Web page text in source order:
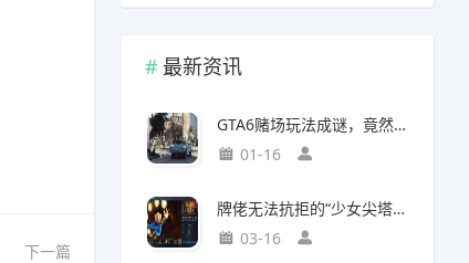
下一篇
最新资讯
GTA6赌场玩法成谜，竟然面临全球50国封禁风险
01-16
牌佬无法抗拒的“少女尖塔”竟然是个搜打撤？
03-16